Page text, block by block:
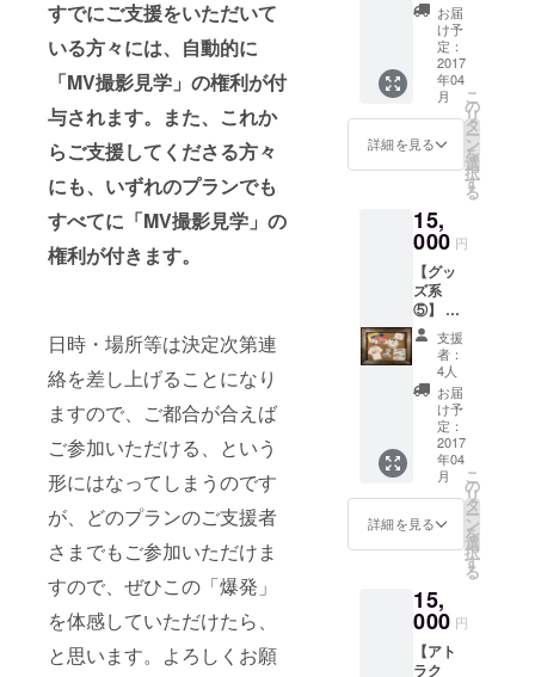
すでにご支援をいただいて
いる方々には、自動的に
「MV撮影見学」の権利が付
与されます。また、これか
らご支援してくださる方々
にも、いずれのプランでも
すべてに「MV撮影見学」の
権利が付きます。
日時・場所等は決定次第連
絡を差し上げることになり
ますので、ご都合が合えば
ご参加いただける、という
形にはなってしまうのです
が、どのプランのご支援者
さまでもご参加いただけま
すので、ぜひこの「爆発」
を体感していただけたら、
と思います。よろしくお願
SUMMER,et
c)への出演な
ど既に多く
の期待が集
面から注目
ジャンルは
たぶんヒッ
プホップ
で、こころ
はロックン
ロール。
はかか
ります
むりス
テッ
カー（3
枚セッ
ト） ・
MVにお
名前を
クレ
ジット
記載 ・
IRE限
定‼︎さよ
ならぼ
くのシ
ンデレ
ラTシャ
ツ
（バッ
クスタ
イルは
春ねむ
りが手
書きで
支援者
様のお
名前を
記名し
す） ・
完成し
たさよ
ならぼ
お届
け予
定：
2017
年04
月
詳細を見る
こ
の
リ
タ
ー
ン
を
選
択
す
る
15,
000 円
【グッ
ズ系
⑤】 ・
お礼の
お手紙
・春ね
むりス
テッ
カー（3
枚セッ
ト） ・
MVにお
名前を
クレ
ジット
記載 ・
IRE限
定‼︎さよ
ならぼ
くのシ
ンデレ
支援
者：
4人
お届
け予
定：
2017
年04
月
詳細を見る
こ
の
リ
タ
ー
ン
を
選
択
す
る
15,
000 円
【アト
ラク